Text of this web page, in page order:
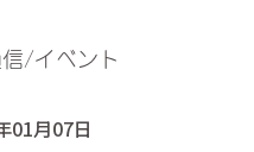
/イベント
01月07日